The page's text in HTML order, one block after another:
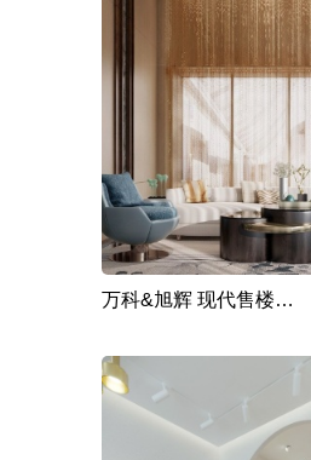
万科&旭辉 现代售楼处休息区